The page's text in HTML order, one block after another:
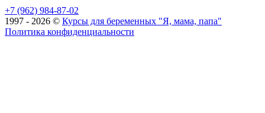
+7 (962) 984-87-02
1997 - 2026 © Курсы для беременных "Я, мама, папа"
Политика конфиденциальности